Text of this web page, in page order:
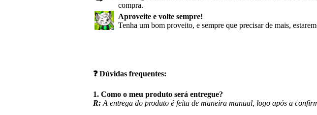
compra.
Aproveite e volte sempre!
Tenha um bom proveito, e sempre que precisar de mais,
❓Dúvidas frequentes:
1. Como o meu produto será entregue?
R: A entrega do produto é feita de maneira manual, logo após a